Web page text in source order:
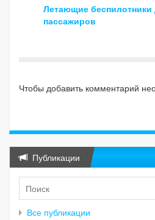
Летающие беспилотники
пассажиров
Чтобы добавить комментарий
Публикации
Все публикации